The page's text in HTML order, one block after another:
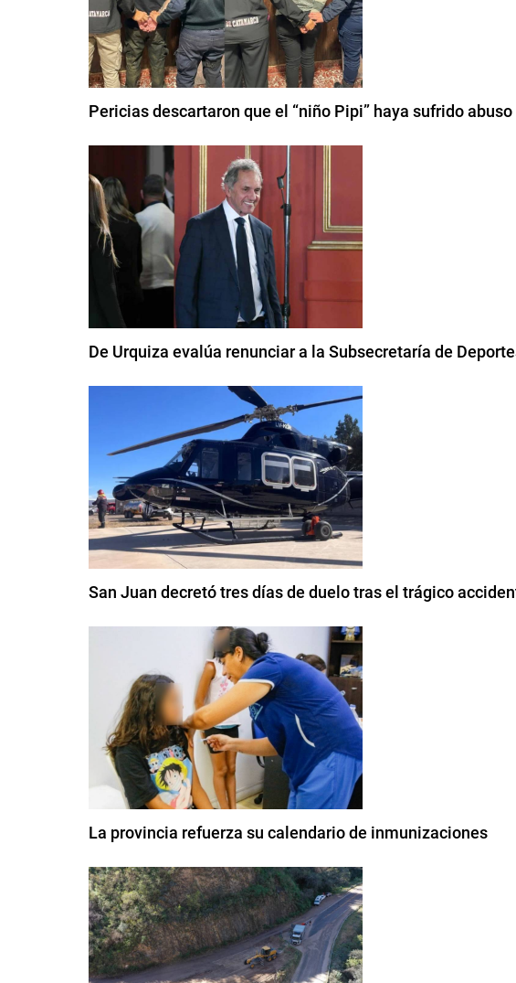
Pericias descartaron que el “niño Pipi” haya sufrido
De Urquiza evalúa renunciar a la Subsecretaría de
San Juan decretó tres días de duelo tras el trágico
La provincia refuerza su calendario de inmunizaciones